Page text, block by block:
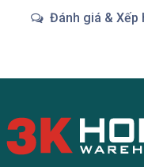
Đánh giá & Xếp